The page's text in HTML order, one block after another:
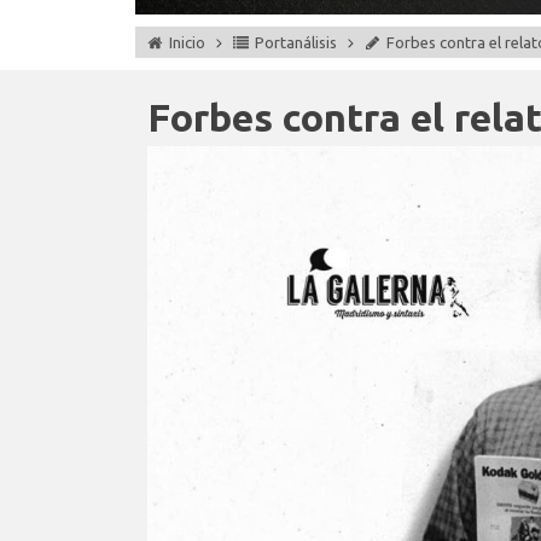
Inicio Portanálisis Forbes contra el
Forbes contra el